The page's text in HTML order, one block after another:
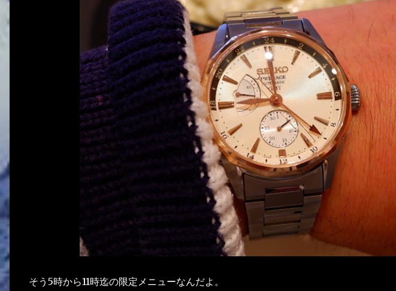
そう5時から11時迄の限定メニューなんだよ。